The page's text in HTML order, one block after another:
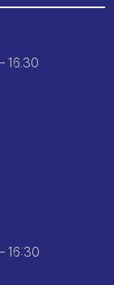
16.30
16:30